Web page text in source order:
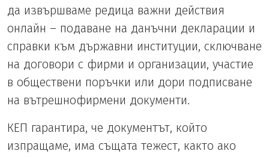
да извършваме редица важни действия
онлайн – подаване на данъчни декларации и
справки към държавни институции, сключване
на договори с фирми и организации, участие
в обществени поръчки или дори подписване
на вътрешнофирмени документи.
КЕП гарантира, че документът, който
изпращаме, има същата тежест, както ако